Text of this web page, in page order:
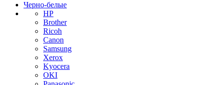
Черно-белые
HP
Brother
Ricoh
Canon
Samsung
Xerox
Kyocera
OKI